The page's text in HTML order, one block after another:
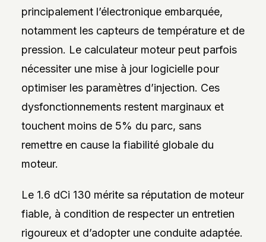
principalement l’électronique embarquée,
notamment les capteurs de température et de
pression. Le calculateur moteur peut parfois
nécessiter une mise à jour logicielle pour
optimiser les paramètres d’injection. Ces
dysfonctionnements restent marginaux et
touchent moins de 5% du parc, sans
remettre en cause la fiabilité globale du
moteur.
Le 1.6 dCi 130 mérite sa réputation de moteur
fiable, à condition de respecter un entretien
rigoureux et d’adopter une conduite adaptée.